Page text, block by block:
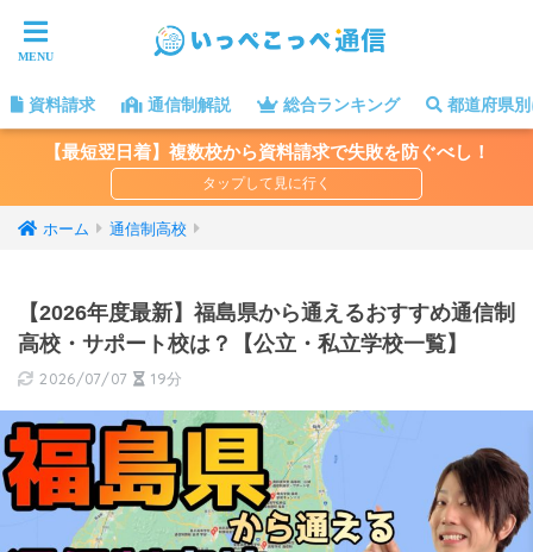
資料請求 通信制解説 総合ランキング 都道府県
【最短翌日着】複数校から資料請求で失敗を防ぐべし！
ホーム 通信制高校
【2026年度最新】福島県から通えるおすすめ通信制
高校・サポート校は？【公立・私立学校一覧】
2026/07/07 19分